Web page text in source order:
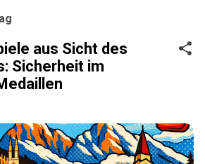
aus Sicht des
Sicherheit im